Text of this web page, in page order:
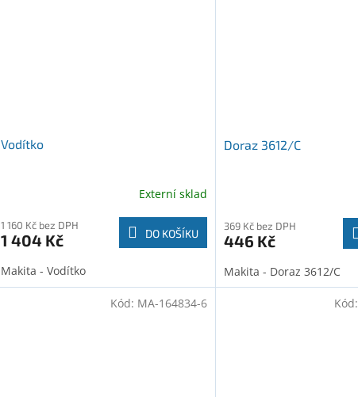
Vodítko
Externí sklad
1 160 Kč bez DPH
1 404 Kč DO KOŠÍKU
Makita - Vodítko
Doraz 3612/C
369 Kč bez DPH
446 Kč
Makita - Doraz 3612/C
Kód: MA-164834-6 Kód: